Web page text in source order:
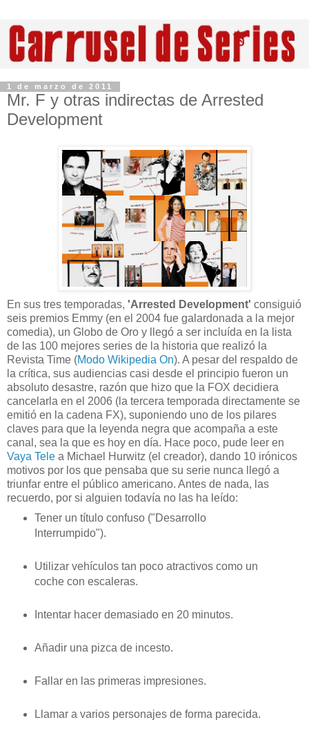
1 de marzo de 2011
Mr. F y otras indirectas de Arrested
Development
En sus tres temporadas, 'Arrested Development' consiguió
seis premios Emmy (en el 2004 fue galardonada a la mejor
comedia), un Globo de Oro y llegó a ser incluída en la lista
de las 100 mejores series de la historia que realizó la
Revista Time (Modo Wikipedia On). A pesar del respaldo de
la crítica, sus audiencias casi desde el principio fueron un
absoluto desastre, razón que hizo que la FOX decidiera
cancelarla en el 2006 (la tercera temporada directamente se
emitió en la cadena FX), suponiendo uno de los pilares
claves para que la leyenda negra que acompaña a este
canal, sea la que es hoy en día. Hace poco, pude leer en
Vaya Tele a Michael Hurwitz (el creador), dando 10 irónicos
motivos por los que pensaba que su serie nunca llegó a
triunfar entre el público americano. Antes de nada, las
recuerdo, por si alguien todavía no las ha leído:
Tener un título confuso ("Desarrollo
Interrumpido").
Utilizar vehículos tan poco atractivos como un
coche con escaleras.
Intentar hacer demasiado en 20 minutos.
Añadir una pizca de incesto.
Fallar en las primeras impresiones.
Llamar a varios personajes de forma parecida.